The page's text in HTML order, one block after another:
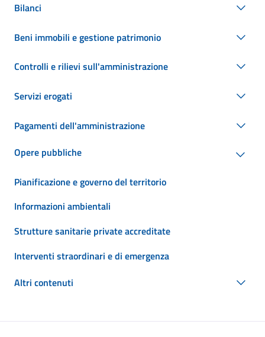
Bilanci
Beni immobili e gestione patrimonio
Controlli e rilievi sull'amministrazione
Servizi erogati
Pagamenti dell'amministrazione
Opere pubbliche
Pianificazione e governo del territorio
Informazioni ambientali
Strutture sanitarie private accreditate
Interventi straordinari e di emergenza
Altri contenuti